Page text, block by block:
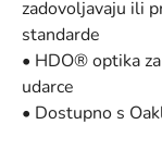
zadovoljavaju ili
standarde
• HDO® optika
udarce
• Dostupno s